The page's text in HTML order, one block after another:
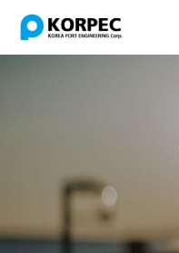
연혁
설계
연구개
발
회사
위치
사업
연구
개발
해외